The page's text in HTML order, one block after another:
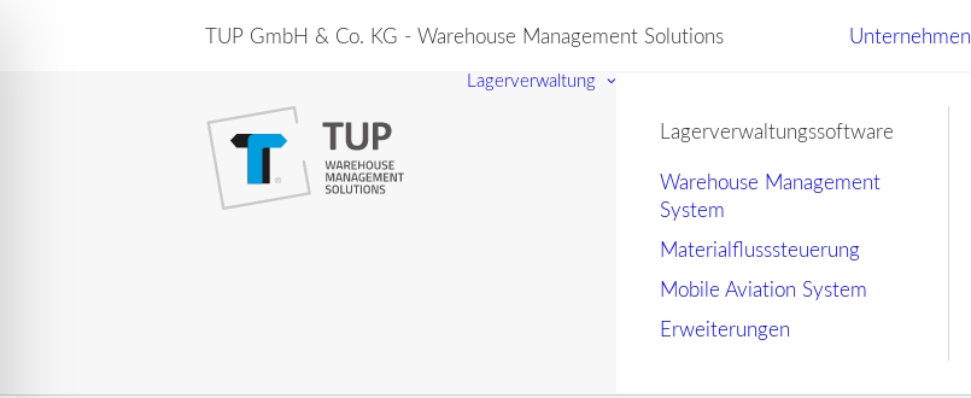
TUP GmbH & Co. KG - Warehouse Management Solutions Unternehmen
Lagerverwaltung
Lagerverwaltungssoftware
Warehouse Management
System
Materialflusssteuerung
Mobile Aviation System
Erweiterungen